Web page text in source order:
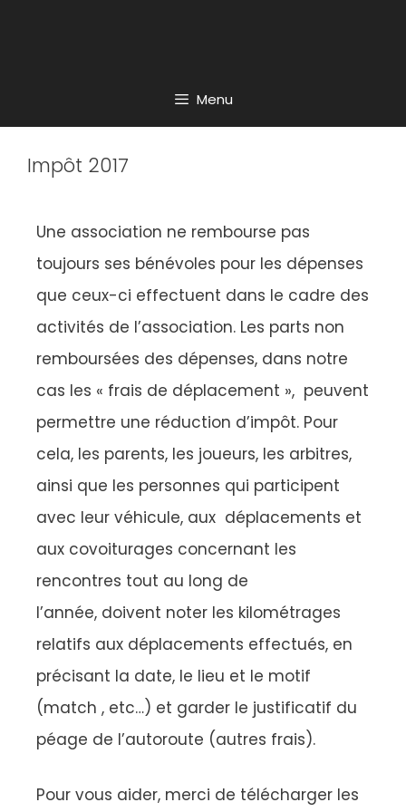
Menu
Impôt 2017
Une association ne rembourse pas
toujours ses bénévoles pour les dépenses
que ceux-ci effectuent dans le cadre des
activités de l’association. Les parts non
remboursées des dépenses, dans notre
cas les « frais de déplacement », peuvent
permettre une réduction d’impôt. Pour
cela, les parents, les joueurs, les arbitres,
ainsi que les personnes qui participent
avec leur véhicule, aux déplacements et
aux covoiturages concernant les
rencontres tout au long de
l’année, doivent noter les kilométrages
relatifs aux déplacements effectués, en
précisant la date, le lieu et le motif
(match , etc…) et garder le justificatif du
péage de l’autoroute (autres frais).
Pour vous aider, merci de télécharger les